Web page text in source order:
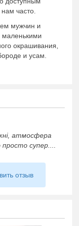
часто.
мужчин и
окрашивания,
и усам.
атмосфера
супер....
отзыв